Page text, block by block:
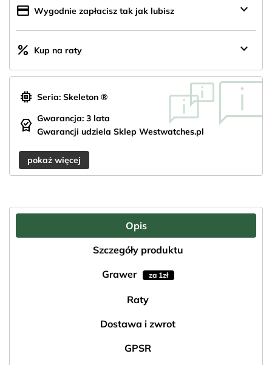
200zł
credit_card Wygodnie zapłacisz tak jak lubisz keyboard_arrow_down
percent Kup na raty keyboard_arrow_down
memory Seria: Skeleton ®
editor_choice Gwarancja: 3 lata
Gwarancji udziela Sklep Westwatches.pl
pokaż więcej
Opis
Szczegóły produktu
Grawer
za 1zł
Raty
Dostawa i zwrot
GPSR